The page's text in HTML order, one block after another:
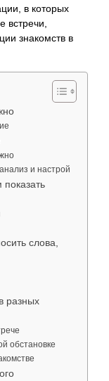
в которых
встречи,
знакомств в
и настрой
слова,
разных
обстановке